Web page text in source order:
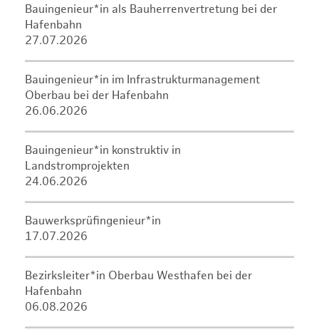
Bauingenieur*in als Bauherrenvertretung bei der
Hafenbahn
27.07.2026
Bauingenieur*in im Infrastrukturmanagement
Oberbau bei der Hafenbahn
26.06.2026
Bauingenieur*in konstruktiv in
Landstromprojekten
24.06.2026
Bauwerksprüfingenieur*in
17.07.2026
Bezirksleiter*in Oberbau Westhafen bei der
Hafenbahn
06.08.2026